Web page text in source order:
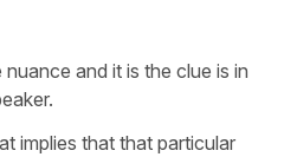
and it is the clue is in
implies that that particular